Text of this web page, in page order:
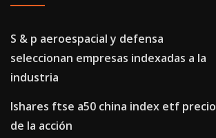
S & p aeroespacial y defensa
seleccionan empresas indexadas a la
industria
Ishares ftse a50 china index etf precio
de la acción